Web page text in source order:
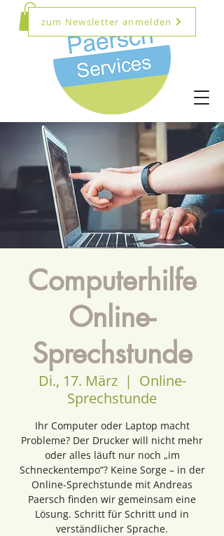
zum Newsletter anmelden
Computerhilfe
Online-
Sprechstunde
Di., 17. März
  |
Online-
Sprechstunde
Ihr Computer oder Laptop macht
Probleme? Der Drucker will nicht mehr
oder alles läuft nur noch „im
Schneckentempo“? Keine Sorge – in der
Online-Sprechstunde mit Andreas
Paersch finden wir gemeinsam eine
Lösung. Schritt für Schritt und in
verständlicher Sprache.